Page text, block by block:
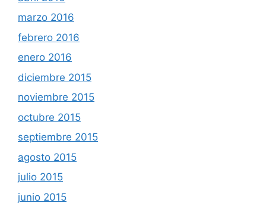
marzo 2016
febrero 2016
enero 2016
diciembre 2015
noviembre 2015
octubre 2015
septiembre 2015
agosto 2015
julio 2015
junio 2015